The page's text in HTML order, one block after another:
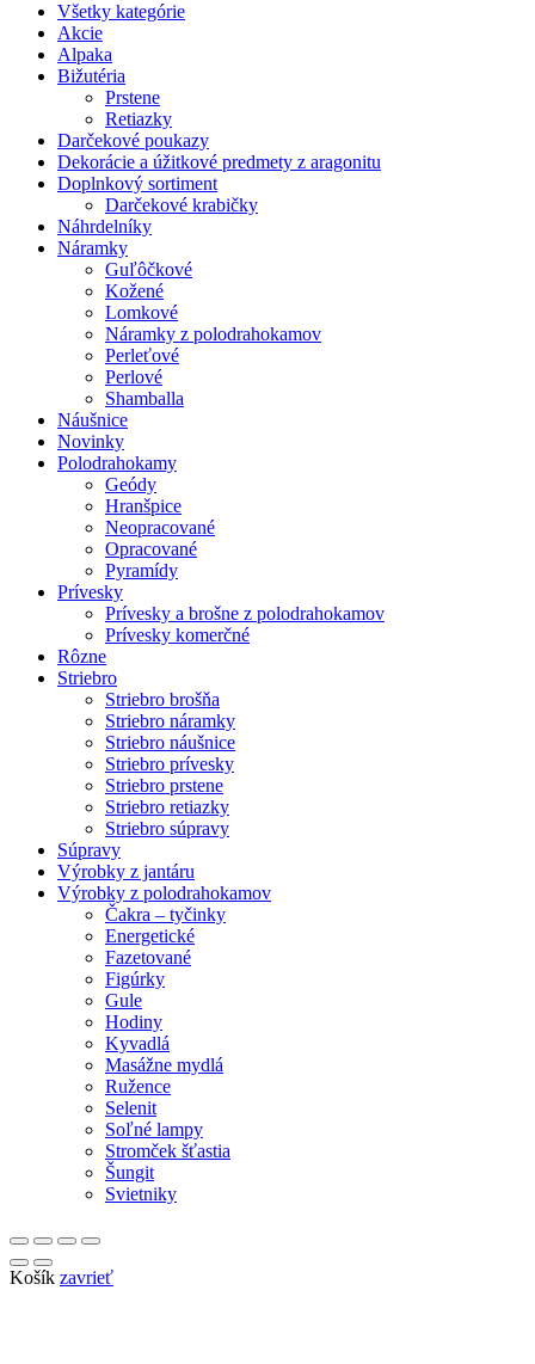
Všetky kategórie
Akcie
Alpaka
Bižutéria
Prstene
Retiazky
Darčekové poukazy
Dekorácie a úžitkové predmety z aragonitu
Doplnkový sortiment
Darčekové krabičky
Náhrdelníky
Náramky
Guľôčkové
Kožené
Lomkové
Náramky z polodrahokamov
Perleťové
Perlové
Shamballa
Náušnice
Novinky
Polodrahokamy
Geódy
Hranšpice
Neopracované
Opracované
Pyramídy
Prívesky
Prívesky a brošne z polodrahokamov
Prívesky komerčné
Rôzne
Striebro
Striebro brošňa
Striebro náramky
Striebro náušnice
Striebro prívesky
Striebro prstene
Striebro retiazky
Striebro súpravy
Súpravy
Výrobky z jantáru
Výrobky z polodrahokamov
Čakra – tyčinky
Energetické
Fazetované
Figúrky
Gule
Hodiny
Kyvadlá
Masážne mydlá
Ružence
Selenit
Soľné lampy
Stromček šťastia
Šungit
Svietniky
Košík zavrieť